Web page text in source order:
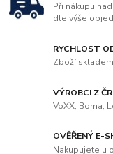
Při nákupu
dle výše
RYCHLOST
Zboží
VÝROBCI Z ČR
VoXX, Boma,
OVĚŘENÝ E-
Nakupujete u